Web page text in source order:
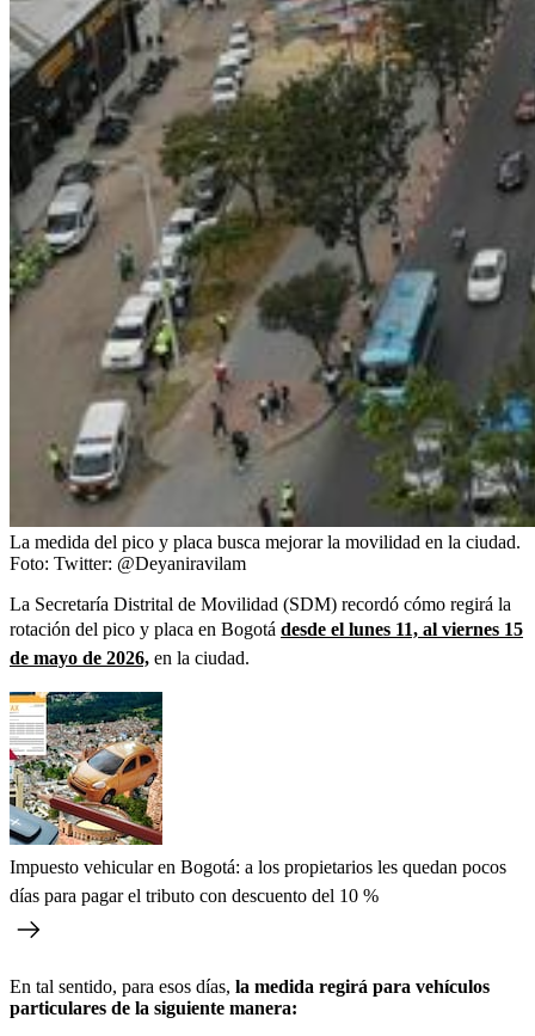
La medida del pico y placa busca mejorar la movilidad en la ciudad.
Foto: Twitter: @Deyaniravilam
La Secretaría Distrital de Movilidad (SDM) recordó cómo regirá la
rotación del pico y placa en Bogotá desde el lunes 11, al viernes 15
de mayo de 2026, en la ciudad.
Impuesto vehicular en Bogotá: a los propietarios les quedan pocos
días para pagar el tributo con descuento del 10 %
En tal sentido, para esos días, la medida regirá para vehículos
particulares de la siguiente manera: